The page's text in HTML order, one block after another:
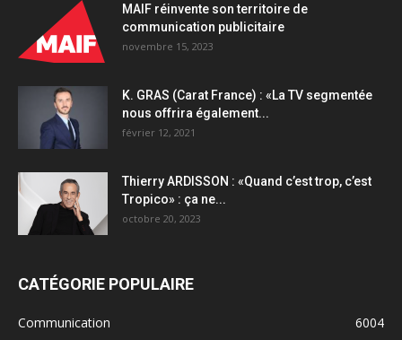
MAIF réinvente son territoire de
communication publicitaire
novembre 15, 2023
K. GRAS (Carat France) : «La TV segmentée
nous offrira également...
février 12, 2021
Thierry ARDISSON : «Quand c’est trop, c’est
Tropico» : ça ne...
octobre 20, 2023
CATÉGORIE POPULAIRE
Communication
6004